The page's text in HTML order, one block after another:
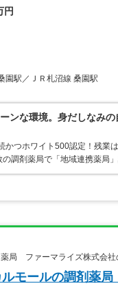
円
園駅／ＪＲ札沼線 桑園駅
ンな環境。身だしなみ
かつホワイト500認定！残業
の調剤薬局で「地域連携薬局
局 ファーマライズ株式会社
ルモールの調剤薬